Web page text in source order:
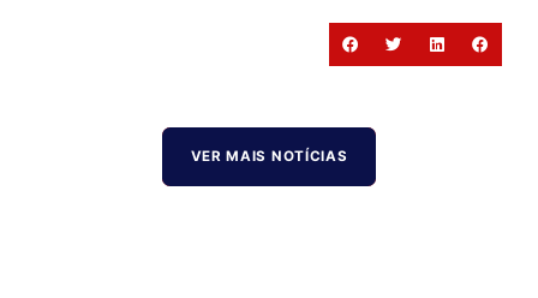
VER MAIS NOTÍCIAS